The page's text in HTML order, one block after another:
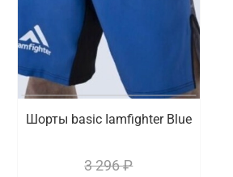
Шорты basic Iamfighter Blue
3 296 ₽